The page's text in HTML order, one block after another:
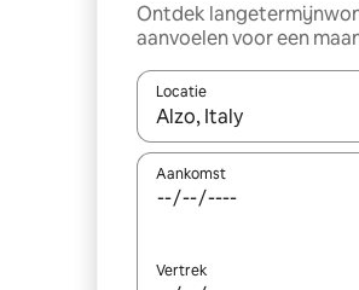
Ontdek
aanvoelen voor een
Locatie
Wanneer er resultaten
Aankomst
Vertrek